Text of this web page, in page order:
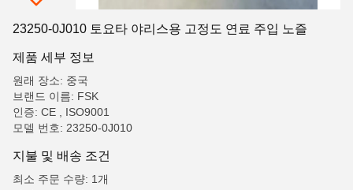
23250-0J010 토요타 야리스용 고정도 연료 주입 노즐
제품 세부 정보
원래 장소: 중국
브랜드 이름: FSK
인증: CE , ISO9001
모델 번호: 23250-0J010
지불 및 배송 조건
최소 주문 수량: 1개